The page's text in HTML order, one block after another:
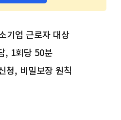
기업 근로자 대상
, 1회당 50분
청, 비밀보장 원칙